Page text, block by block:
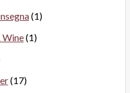
(1)
Wine(1)
(17)